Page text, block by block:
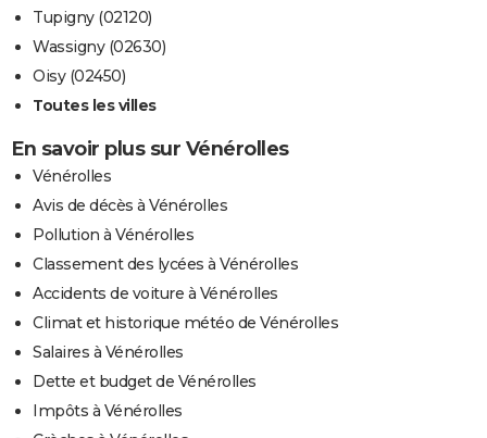
Tupigny (02120)
Wassigny (02630)
Oisy (02450)
Toutes les villes
En savoir plus sur Vénérolles
Vénérolles
Avis de décès à Vénérolles
Pollution à Vénérolles
Classement des lycées à Vénérolles
Accidents de voiture à Vénérolles
Climat et historique météo de Vénérolles
Salaires à Vénérolles
Dette et budget de Vénérolles
Impôts à Vénérolles